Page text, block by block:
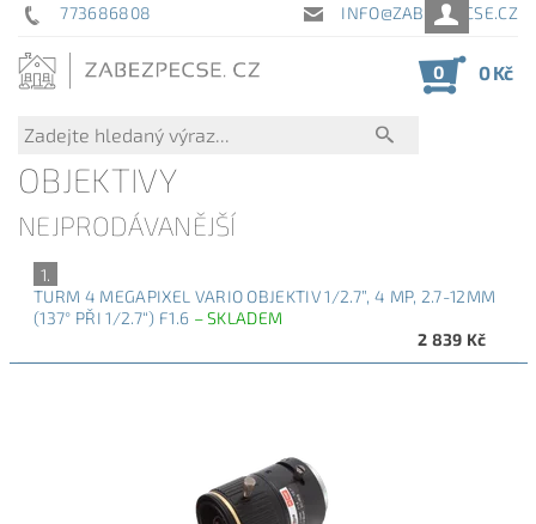
773686808 INFO@ZABEZPECSE.CZ
0 0 Kč
OBJEKTIVY
NEJPRODÁVANĚJŠÍ
1.
TURM 4 MEGAPIXEL VARIO OBJEKTIV 1/2.7”, 4 MP, 2.7-12MM
(137° PŘI 1/2.7“) F1.6 –SKLADEM
2 839 Kč